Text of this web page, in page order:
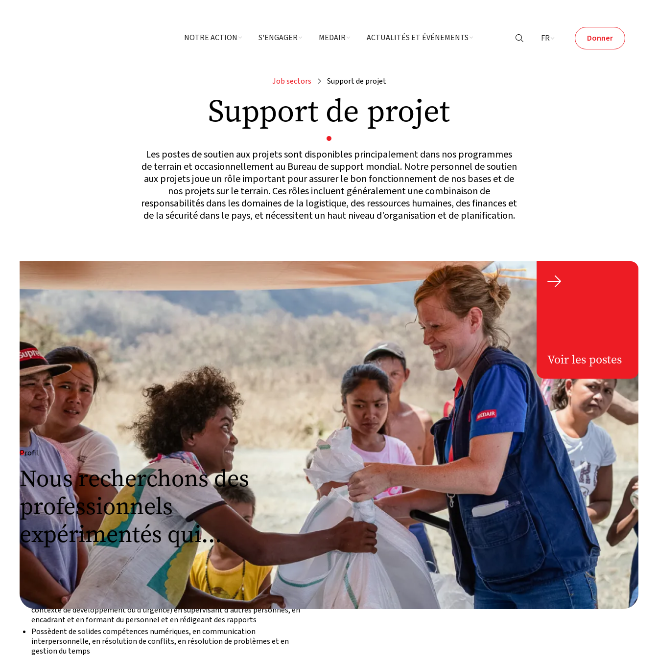
NOTRE ACTION S'ENGAGER MEDAIR ACTUALITÉS ET ÉVÉNEMENTS  FR Donner
Job sectors Support de projet
Support de projet
Les postes de soutien aux projets sont disponibles principalement dans nos programmes
de terrain et occasionnellement au Bureau de support mondial. Notre personnel de soutien
aux projets joue un rôle important pour assurer le bon fonctionnement de nos bases et de
nos projets sur le terrain. Ces rôles incluent généralement une combinaison de
responsabilités dans les domaines de la logistique, des ressources humaines, des finances et
de la sécurité dans le pays, et nécessitent un haut niveau d'organisation et de planification.

Voir les postes
Profil
Nous recherchons des
professionnels
expérimentés qui...
Sont titulaire d'un diplôme de niveau supérieur (licence ou maîtrise) dans les
domaines de la gestion, des études du développement, de l'administration des
affaires ou dans une autre matière pertinente
Ont déjà travaillé dans un environnement interculturel (de préférence dans un
contexte de développement ou d'urgence) en supervisant d'autres personnes, en
encadrant et en formant du personnel et en rédigeant des rapports
Possèdent de solides compétences numériques, en communication
interpersonnelle, en résolution de conflits, en résolution de problèmes et en
gestion du temps